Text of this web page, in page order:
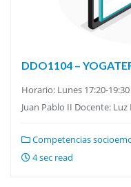
DDO1104 –
Horario: Lunes 17:20-
Juan Pablo II Docente: Luz
Competencias
4 sec read